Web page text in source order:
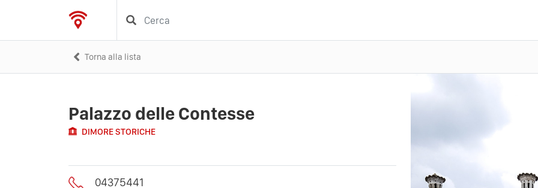
Torna alla lista
Palazzo delle Contesse
DIMORE STORICHE
04375441